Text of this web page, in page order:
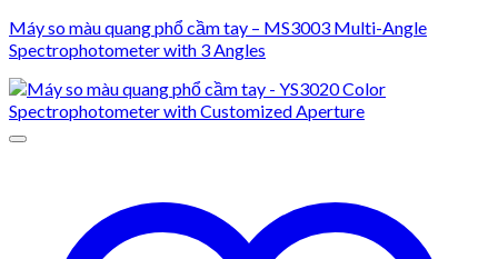
Máy so màu quang phổ cầm tay – MS3003 Multi-Angle
Spectrophotometer with 3 Angles